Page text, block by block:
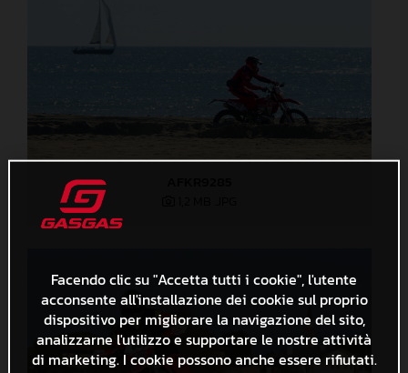
Facendo clic su "Accetta tutti i cookie", l'utente
acconsente all'installazione dei cookie sul proprio
dispositivo per migliorare la navigazione del sito,
analizzarne l'utilizzo e supportare le nostre attività
di marketing. I cookie possono anche essere rifiutati.